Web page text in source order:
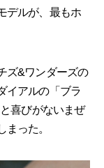
デルが、最もホ
ズ&ワンダーズの
イアルの「ブラ
喜びがないまぜ
った。